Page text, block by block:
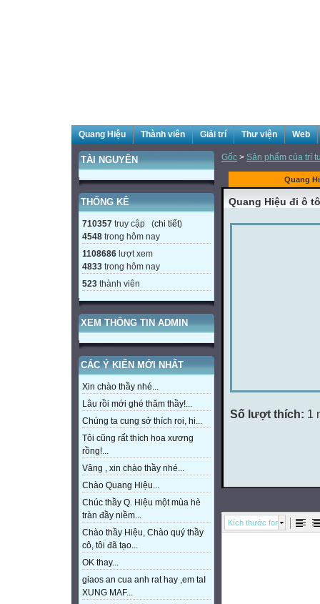
Quang Hiệu Thành viên Giải trí Thư viện Web
TÀI NGUYÊN
THỐNG KÊ
710357 truy cập (chi tiết)
4548 trong hôm nay
1108686 lượt xem
4833 trong hôm nay
523 thành viên
XEM THÔNG TIN ADMIN
CÁC Ý KIẾN MỚI NHẤT
Xin chào thầy nhé...
Lâu rồi mới ghé thăm thầy!...
Chúng ta cung sở thích roi, hi...
Tôi cũng rất thích hoa xương
rồng!...
Vâng , xin chào thầy nhé...
Chào Quang Hiệu...
Chúc thầy Q. Hiệu một mùa hè
tràn đầy niềm...
Chào thầy Hiệu, Chào quý thầy
cô, tôi đã tạo...
OK thay...
giaos an cua anh rat hay ,em taI
XUNG MAF...
Gốc > Sản phẩm của trí
Quang
Quang Hiệu đi ô
Số lượt thích: 1
Kích thước font